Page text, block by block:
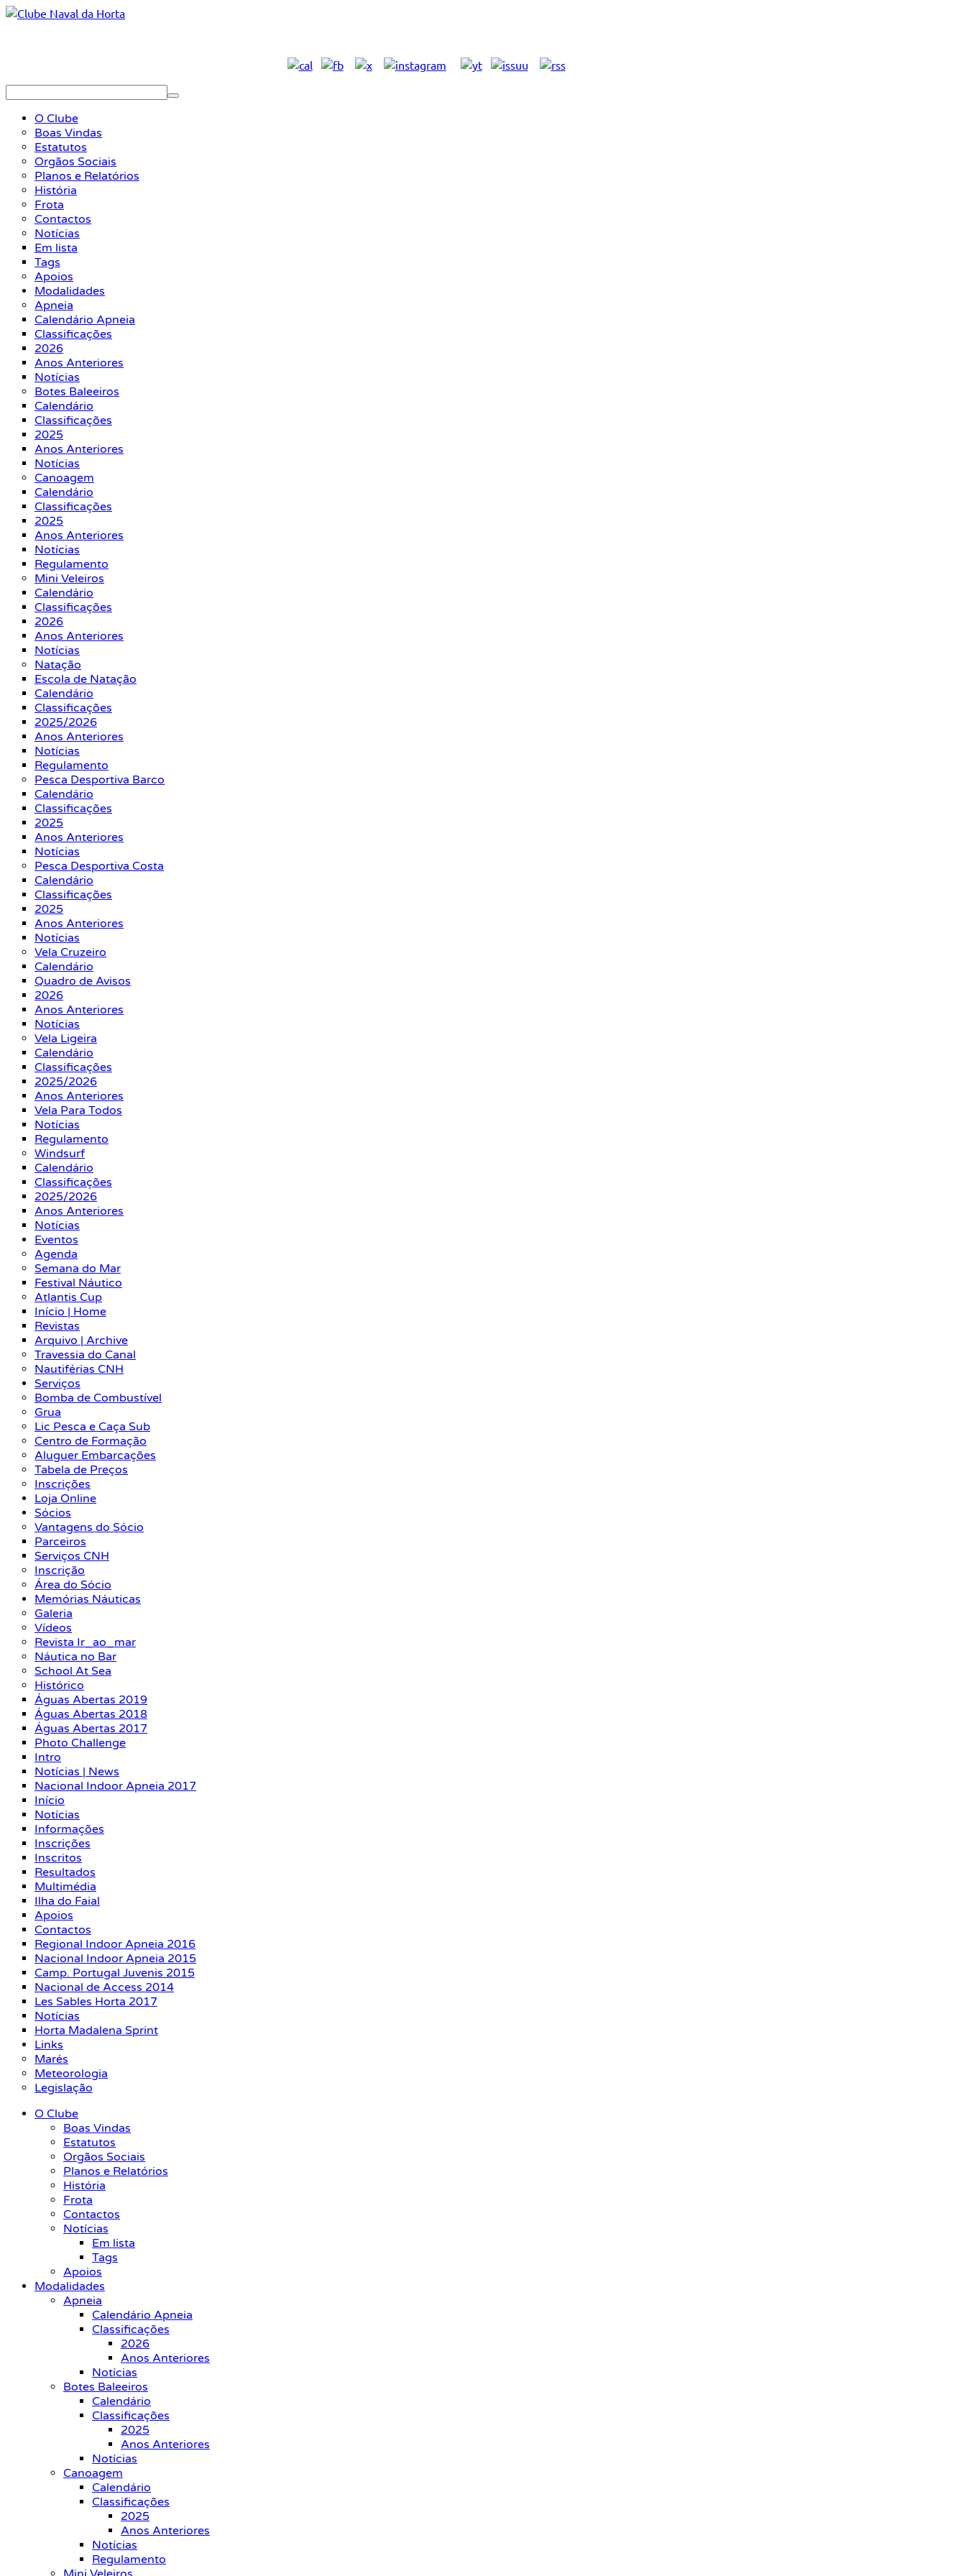
O Clube
Boas Vindas
Estatutos
Orgãos Sociais
Planos e Relatórios
História
Frota
Contactos
Notícias
Em lista
Tags
Apoios
Modalidades
Apneia
Calendário Apneia
Classificações
2026
Anos Anteriores
Notícias
Botes Baleeiros
Calendário
Classificações
2025
Anos Anteriores
Notícias
Canoagem
Calendário
Classificações
2025
Anos Anteriores
Notícias
Regulamento
Mini Veleiros
Calendário
Classificações
2026
Anos Anteriores
Notícias
Natação
Escola de Natação
Calendário
Classificações
2025/2026
Anos Anteriores
Notícias
Regulamento
Pesca Desportiva Barco
Calendário
Classificações
2025
Anos Anteriores
Notícias
Pesca Desportiva Costa
Calendário
Classificações
2025
Anos Anteriores
Notícias
Vela Cruzeiro
Calendário
Quadro de Avisos
2026
Anos Anteriores
Notícias
Vela Ligeira
Calendário
Classificações
2025/2026
Anos Anteriores
Vela Para Todos
Notícias
Regulamento
Windsurf
Calendário
Classificações
2025/2026
Anos Anteriores
Notícias
Eventos
Agenda
Semana do Mar
Festival Náutico
Atlantis Cup
Início | Home
Revistas
Arquivo | Archive
Travessia do Canal
Nautiférias CNH
Serviços
Bomba de Combustível
Grua
Lic Pesca e Caça Sub
Centro de Formação
Aluguer Embarcações
Tabela de Preços
Inscrições
Loja Online
Sócios
Vantagens do Sócio
Parceiros
Serviços CNH
Inscrição
Área do Sócio
Memórias Náuticas
Galeria
Vídeos
Revista Ir_ao_mar
Náutica no Bar
School At Sea
Histórico
Águas Abertas 2019
Águas Abertas 2018
Águas Abertas 2017
Photo Challenge
Intro
Notícias | News
Nacional Indoor Apneia 2017
Início
Notícias
Informações
Inscrições
Inscritos
Resultados
Multimédia
Ilha do Faial
Apoios
Contactos
Regional Indoor Apneia 2016
Nacional Indoor Apneia 2015
Camp. Portugal Juvenis 2015
Nacional de Access 2014
Les Sables Horta 2017
Notícias
Horta Madalena Sprint
Links
Marés
Meteorologia
Legislação
O Clube
Boas Vindas
Estatutos
Orgãos Sociais
Planos e Relatórios
História
Frota
Contactos
Notícias
Em lista
Tags
Apoios
Modalidades
Apneia
Calendário Apneia
Classificações
2026
Anos Anteriores
Notícias
Botes Baleeiros
Calendário
Classificações
2025
Anos Anteriores
Notícias
Canoagem
Calendário
Classificações
2025
Anos Anteriores
Notícias
Regulamento